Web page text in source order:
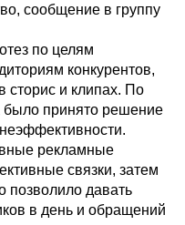
сообщение в группу
по целям
конкурентов,
сторис и клипах. По
было принято решение
рекламные
связки, затем
позволило давать
в день и обращений